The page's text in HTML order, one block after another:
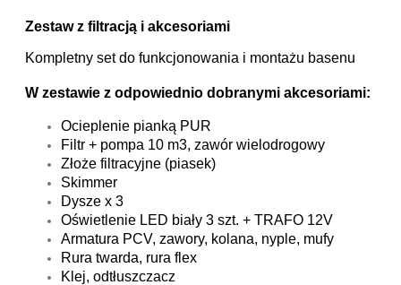
Zestaw z filtracją i akcesoriami
Kompletny set do funkcjonowania i montażu basenu
W zestawie z odpowiednio dobranymi akcesoriami:
Ocieplenie pianką PUR
Filtr + pompa 10 m3, zawór wielodrogowy
Złoże filtracyjne (piasek)
Skimmer
Dysze x 3
Oświetlenie LED biały 3 szt. + TRAFO 12V
Armatura PCV, zawory, kolana, nyple, mufy
Rura twarda, rura flex
Klej, odtłuszczacz